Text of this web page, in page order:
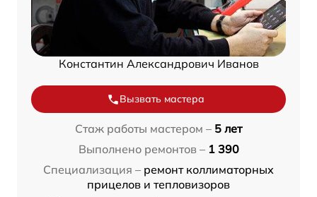
Константин Александрович Иванов
Вызвать мастера
Стаж работы мастером – 5 лет
Выполнено ремонтов – 1 390
Специализация – ремонт коллиматорных
прицелов и тепловизоров